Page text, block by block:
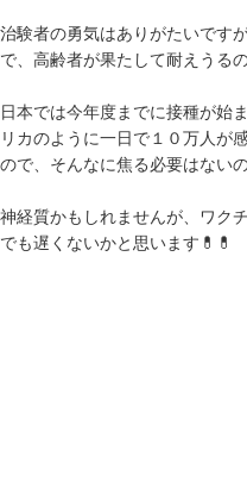
治験者の勇気はありがたいです
で、高齢者が果たして耐えうる
日本では今年度までに接種が始
リカのように一日で１０万人が
ので、そんなに焦る必要はない
神経質かもしれませんが、ワク
でも遅くないかと思います💊💊